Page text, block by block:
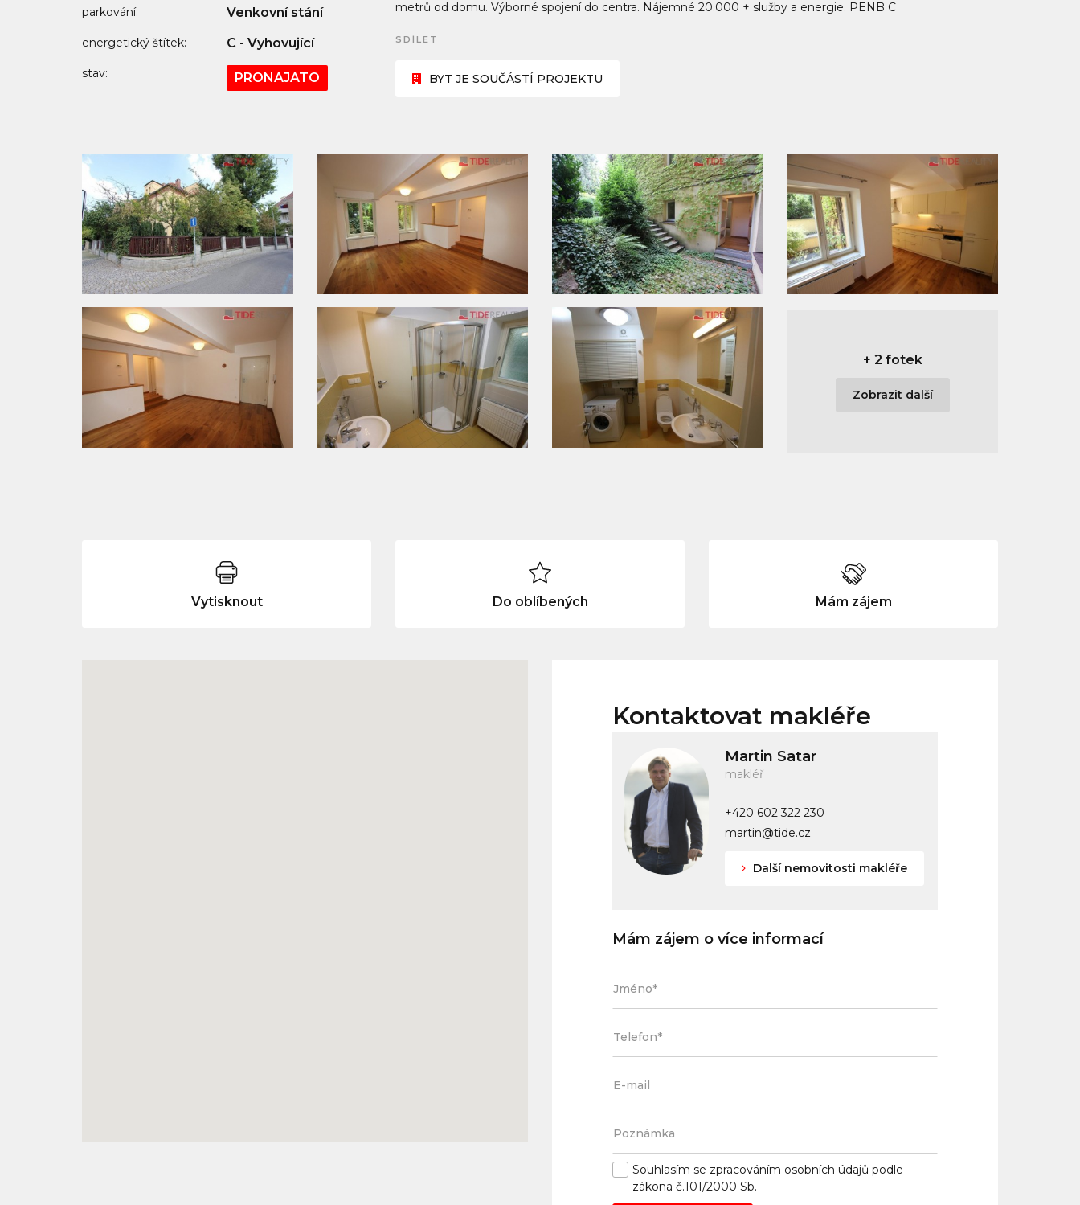
parkování: Venkovní stání
energetický štítek: C - Vyhovující
stav: PRONAJATO
metrů od domu. Výborné spojení do centra. Nájemné 20.000 + služby a energie. PENB C
SDÍLET
BYT JE SOUČÁSTÍ PROJEKTU
+ 2 fotek
Zobrazit další
Vytisknout Do oblíbených Mám zájem
Kontaktovat makléře
Martin Satar
makléř
+420 602 322 230
martin@tide.cz
Další nemovitosti makléře
Mám zájem o více informací
Souhlasím se zpracováním osobních údajů podle
zákona č.101/2000 Sb.